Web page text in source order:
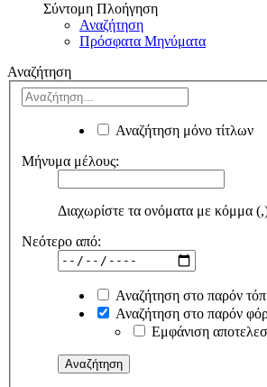
Σύντομη Πλοήγηση
Αναζήτηση
Πρόσφατα Μηνύματα
Αναζήτηση
Αναζήτηση μόνο τίτλων
Μήνυμα μέλους:
Διαχωρίστε τα ονόματα με κόμμα
Νεότερο από:
Αναζήτηση στο παρόν
Αναζήτηση στο παρόν
Εμφάνιση